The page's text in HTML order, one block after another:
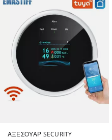
ΑΞΕΣΟΥΆΡ SECURITY